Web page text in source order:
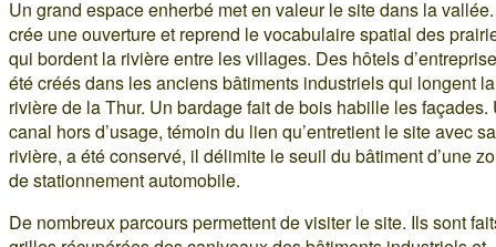
Un grand espace enherbé met en valeur le site dans la
crée une ouverture et reprend le vocabulaire spatial des
qui bordent la rivière entre les villages. Des hôtels
été créés dans les anciens bâtiments industriels qui longent la
rivière de la Thur. Un bardage fait de bois habille les façades.
canal hors d’usage, témoin du lien qu’entretient le site avec sa
rivière, a été conservé, il délimite le seuil du bâtiment d’une
de stationnement automobile.
De nombreux parcours permettent de visiter le site. Ils sont